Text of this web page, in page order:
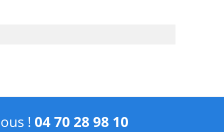
! 04 70 28 98 10